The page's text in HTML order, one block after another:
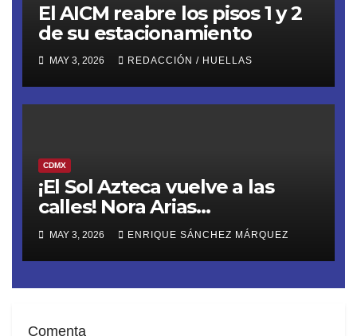
El AICM reabre los pisos 1 y 2
de su estacionamiento
MAY 3, 2026 REDACCIÓN / HUELLAS
CDMX
¡El Sol Azteca vuelve a las
calles! Nora Arias
(@AriasNora), presidenta del
PRD CDMX, reactiva la
movilización territorial
MAY 3, 2026 ENRIQUE SÁNCHEZ MÁRQUEZ
Comenta